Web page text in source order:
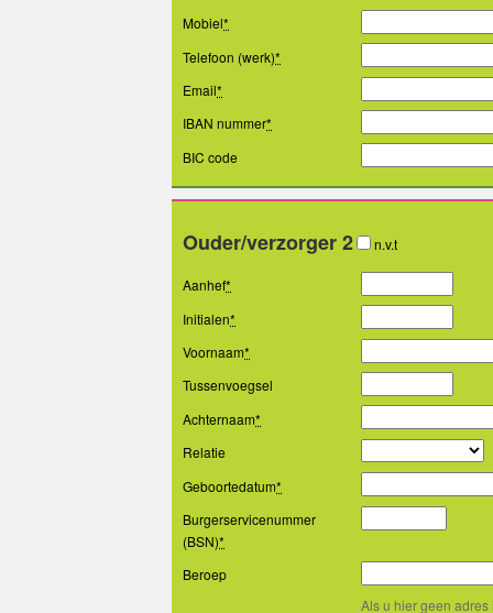
Mobiel*
Telefoon (werk)*
Email*
IBAN nummer*
BIC code
Ouder/verzorger 2 n.v.t
Aanhef*
Initialen*
Voornaam*
Tussenvoegsel
Achternaam*
Relatie
Geboortedatum*
Burgerservicenummer
(BSN)*
Beroep
Als u hier geen